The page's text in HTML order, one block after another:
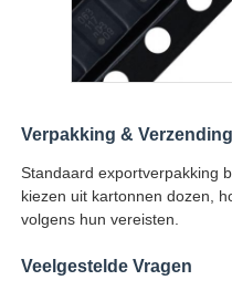
Radiofrequentiemodule
Relais in vaste
Verpakking & Verzending
Standaard exportverpakking
kiezen uit kartonnen dozen,
volgens hun vereisten.
Veelgestelde Vragen